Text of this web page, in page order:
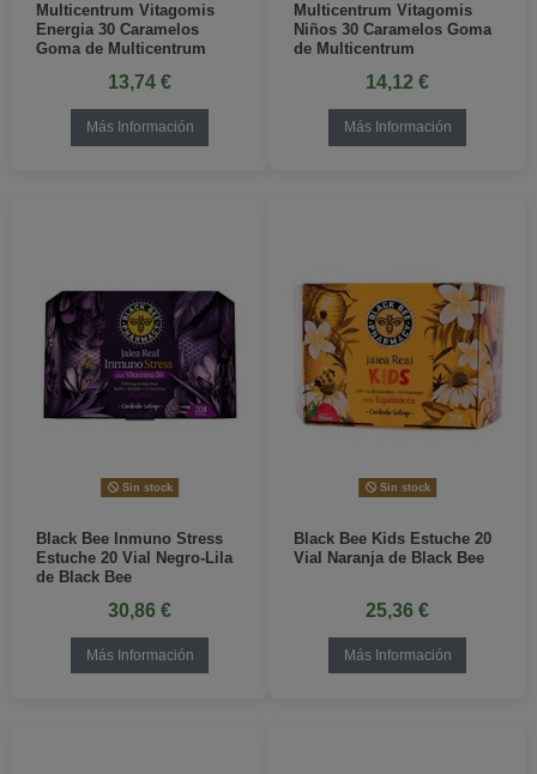
Multicentrum Vitagomis
Energia 30 Caramelos
Goma de Multicentrum
13,74 €
Más Información
Multicentrum Vitagomis
Niños 30 Caramelos Goma
de Multicentrum
14,12 €
Más Información
Sin stock
Black Bee Inmuno Stress
Estuche 20 Vial Negro-Lila
de Black Bee
30,86 €
Más Información
Sin stock
Black Bee Kids Estuche 20
Vial Naranja de Black Bee
25,36 €
Más Información